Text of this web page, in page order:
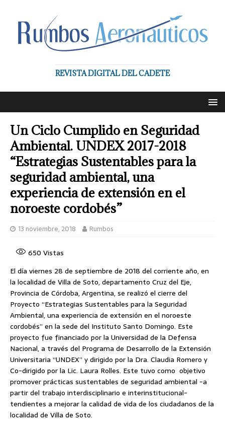
REVISTA DIGITAL DEL CADETE
Un Ciclo Cumplido en Seguridad
Ambiental. UNDEX 2017-2018
“Estrategias Sustentables para la
seguridad ambiental, una
experiencia de extensión en el
noroeste cordobés”
13 noviembre, 2018 Rumbos
650 Vistas
El día viernes 28 de septiembre de 2018 del corriente año, en
la localidad de Villa de Soto, departamento Cruz del Eje,
Provincia de Córdoba, Argentina, se realizó el cierre del
Proyecto “Estrategias Sustentables para la Seguridad
Ambiental, una experiencia de extensión en el noroeste
cordobés” en la sede del Instituto Santo Domingo. Este
proyecto fue financiado por la Universidad de la Defensa
Nacional, a través del Programa de Desarrollo de la Extensión
Universitaria “UNDEX” y dirigido por la Dra. Claudia Romero y
Co-dirigido por la Lic. Laura Rolles. Este tuvo como objetivo
promover prácticas sustentables de seguridad ambiental -a
partir del trabajo interdisciplinario e interinstitucional-
tendientes a mejorar la calidad de vida de los ciudadanos de la
localidad de Villa de Soto.